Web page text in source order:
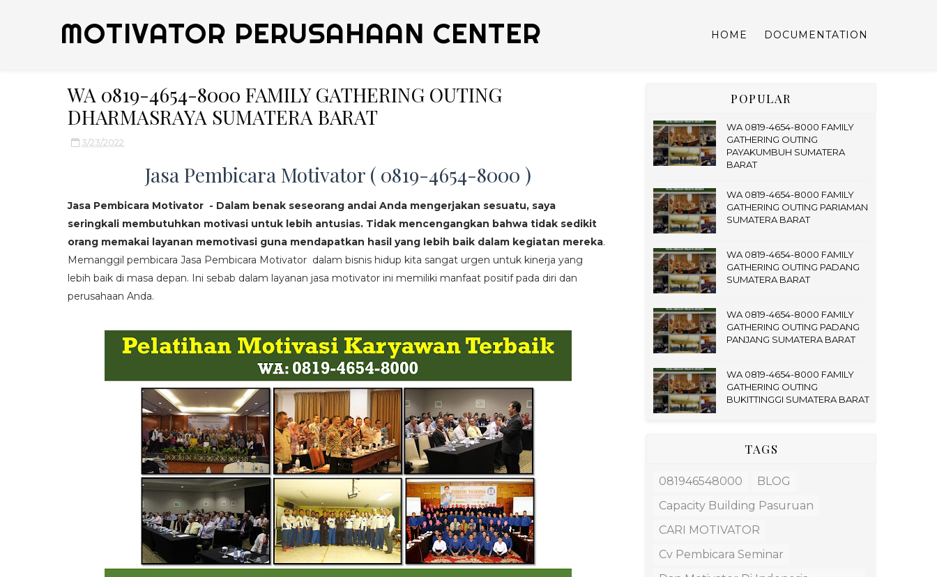
MOTIVATOR PERUSAHAAN CENTER HOME DOCUMENTATION
WA 0819-4654-8000 FAMILY GATHERING OUTING
DHARMASRAYA SUMATERA BARAT
3/23/2022
Jasa Pembicara Motivator ( 0819-4654-8000 )
Jasa Pembicara Motivator - Dalam benak seseorang andai Anda mengerjakan sesuatu, saya
seringkali membutuhkan motivasi untuk lebih antusias. Tidak mencengangkan bahwa tidak sedikit
orang memakai layanan memotivasi guna mendapatkan hasil yang lebih baik dalam kegiatan mereka.
Memanggil pembicara Jasa Pembicara Motivator dalam bisnis hidup kita sangat urgen untuk kinerja yang
lebih baik di masa depan. Ini sebab dalam layanan jasa motivator ini memiliki manfaat positif pada diri dan
perusahaan Anda.
POPULAR
WA 0819-4654-8000 FAMILY
GATHERING OUTING
PAYAKUMBUH SUMATERA
BARAT
WA 0819-4654-8000 FAMILY
GATHERING OUTING PARIAMAN
SUMATERA BARAT
WA 0819-4654-8000 FAMILY
GATHERING OUTING PADANG
SUMATERA BARAT
WA 0819-4654-8000 FAMILY
GATHERING OUTING PADANG
PANJANG SUMATERA BARAT
WA 0819-4654-8000 FAMILY
GATHERING OUTING
BUKITTINGGI SUMATERA BARAT
TAGS
081946548000
BLOG
Capacity Building Pasuruan
CARI MOTIVATOR
Cv Pembicara Seminar